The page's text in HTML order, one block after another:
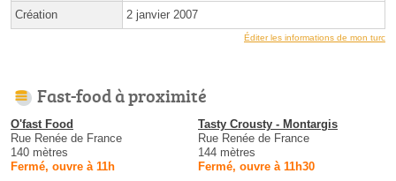
Création 2 janvier 2007
Éditer les informations de mon turc
Fast-food à proximité
O'fast Food
Rue Renée de France
140 mètres
Fermé, ouvre à 11h
Tasty Crousty - Montargis
Rue Renée de France
144 mètres
Fermé, ouvre à 11h30